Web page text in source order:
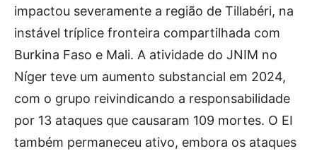
impactou severamente a região de Tillabéri, na
instável tríplice fronteira compartilhada com
Burkina Faso e Mali. A atividade do JNIM no
Níger teve um aumento substancial em 2024,
com o grupo reivindicando a responsabilidade
por 13 ataques que causaram 109 mortes. O EI
também permaneceu ativo, embora os ataques